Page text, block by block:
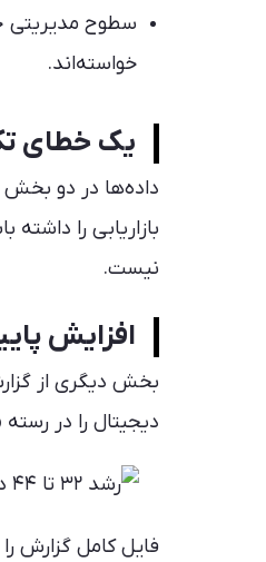
خواسته‌اند.
یک خطای
داده‌ها در دو بخش
بازاریابی را
نیست.
افزایش
بخش دیگری از
دیجیتال را در
فایل کامل گزارش را